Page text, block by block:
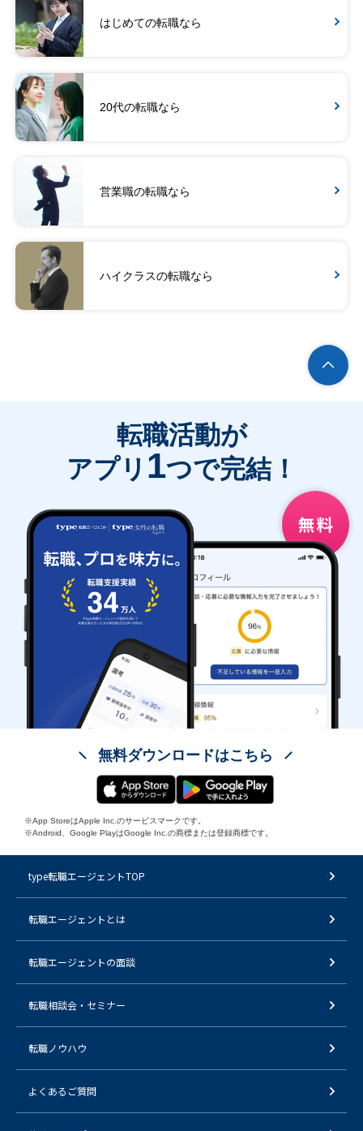
はじめての転職なら
20代の転職なら
営業職の転職なら
ハイクラスの転職なら
転職活動が
アプリ 1つで完結！
無料ダウンロードはこちら
※App StoreはApple Inc.のサービスマークです。
※Android、Google PlayはGoogle Inc.の商標または登録商標です。
type転職エージェントTOP
転職エージェントとは
転職エージェントの面談
転職相談会・セミナー
転職ノウハウ
よくあるご質問